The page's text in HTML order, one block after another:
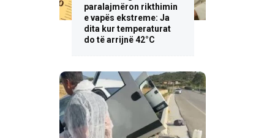
paralajmëron rikthimin
e vapës ekstreme: Ja
dita kur temperaturat
do të arrijnë 42°C